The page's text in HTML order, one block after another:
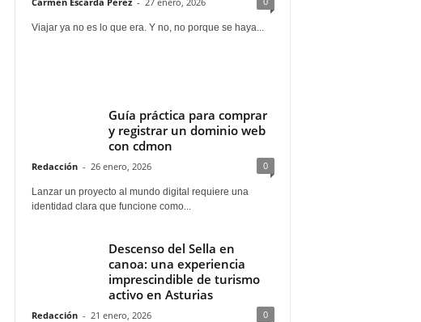
Viajar ya no es lo que era. Y no, no porque se haya...
Guía práctica para comprar
y registrar un dominio web
con cdmon
Redacción - 26 enero, 2026 0
Lanzar un proyecto al mundo digital requiere una
identidad clara que funcione como...
Descenso del Sella en
canoa: una experiencia
imprescindible de turismo
activo en Asturias
Redacción - 21 enero, 2026 0